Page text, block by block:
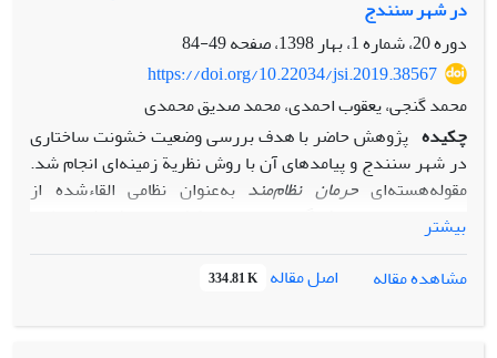
در شهر سنندج
دوره 20، شماره 1، بهار 1398، صفحه
49-84
https://doi.org/10.22034/jsi.2019.38567
محمد گنجی، یعقوب احمدی، محمد صدیق محمدی
چکیده پژوهش حاضر با هدف بررسی وضعیت خشونت ساختاری
در شهر سنندج و پیامدهای آن با روش نظریة زمینه‌ای انجام شد.
مقوله‌هسته‌ایحرمان ‌نظام‌مند به‌عنوان نظامی القاء‌شده از
محرومیتی بنیادین، فراگیر و همه جانبه کشف و معرفی شد. مطابق
با روایت نظری به‌دست آمده، با تأثیرگذاری متقابل خشونت
ساختاری در کنار شرایط زمینه‌ای و مداخله‌گر، راهبردهای فرد
به‌شکل تلاش برای سازگاری، تغییر شرایط و یا انحراف ظاهر شده و
در مقابل، جامعه به‌راهبردهای مقابله‌ای خود جهت کنترل افراد
بیشتر
مشاهده مقاله
اصل مقاله 334.81 K